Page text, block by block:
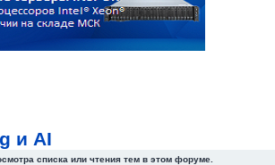
и AI
списка или чтения тем в этом форуме.